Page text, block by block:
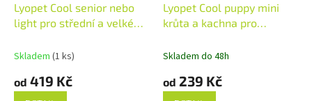
Lyopet Cool senior nebo
light pro střední a velké
Skladem (1 ks)
od 419 Kč
Lyopet Cool puppy mini
krůta a kachna pro
plemen
Skladem do 48h
od 239 Kč